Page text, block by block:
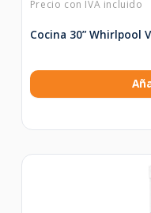
Cocina 30” Whirlpool